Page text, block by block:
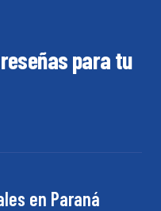
para tu
en Paraná